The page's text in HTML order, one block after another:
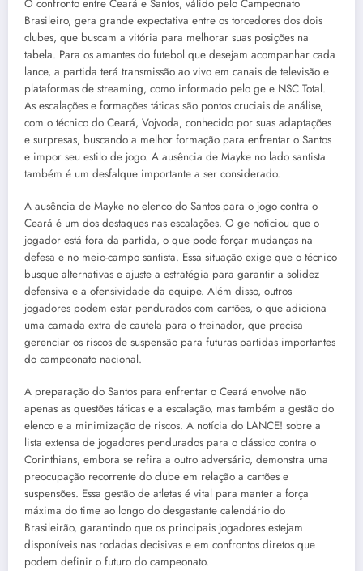
O confronto entre Ceará e Santos, válido pelo Campeonato
Brasileiro, gera grande expectativa entre os torcedores dos dois
clubes, que buscam a vitória para melhorar suas posições na
tabela. Para os amantes do futebol que desejam acompanhar cada
lance, a partida terá transmissão ao vivo em canais de televisão e
plataformas de streaming, como informado pelo ge e NSC Total.
As escalações e formações táticas são pontos cruciais de análise,
com o técnico do Ceará, Vojvoda, conhecido por suas adaptações
e surpresas, buscando a melhor formação para enfrentar o Santos
e impor seu estilo de jogo. A ausência de Mayke no lado santista
também é um desfalque importante a ser considerado.
A ausência de Mayke no elenco do Santos para o jogo contra o
Ceará é um dos destaques nas escalações. O ge noticiou que o
jogador está fora da partida, o que pode forçar mudanças na
defesa e no meio-campo santista. Essa situação exige que o técnico
busque alternativas e ajuste a estratégia para garantir a solidez
defensiva e a ofensividade da equipe. Além disso, outros
jogadores podem estar pendurados com cartões, o que adiciona
uma camada extra de cautela para o treinador, que precisa
gerenciar os riscos de suspensão para futuras partidas importantes
do campeonato nacional.
A preparação do Santos para enfrentar o Ceará envolve não
apenas as questões táticas e a escalação, mas também a gestão do
elenco e a minimização de riscos. A notícia do LANCE! sobre a
lista extensa de jogadores pendurados para o clássico contra o
Corinthians, embora se refira a outro adversário, demonstra uma
preocupação recorrente do clube em relação a cartões e
suspensões. Essa gestão de atletas é vital para manter a força
máxima do time ao longo do desgastante calendário do
Brasileirão, garantindo que os principais jogadores estejam
disponíveis nas rodadas decisivas e em confrontos diretos que
podem definir o futuro do campeonato.